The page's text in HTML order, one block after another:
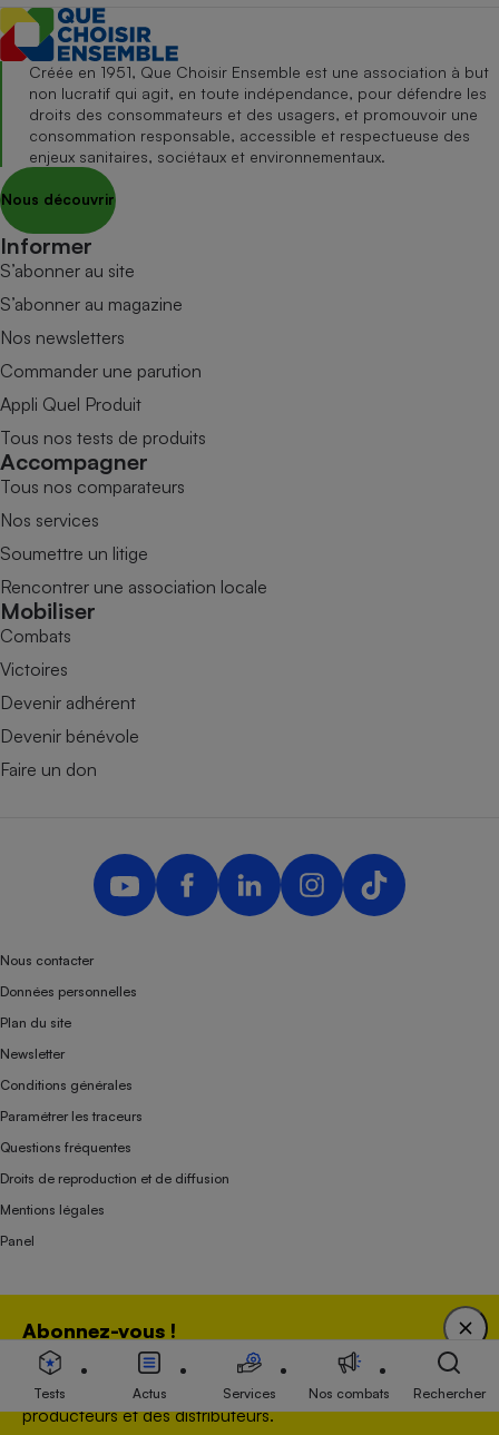
Abonnez-vous !
Bénéficiez d'une expertise unique tout en soutenant
une association 100 % indépendante de l'Etat, des
producteurs et des distributeurs.
Créée en 1951, Que Choisir Ensemble est une association à but
non lucratif qui agit, en toute indépendance, pour défendre les
droits des consommateurs et des usagers, et promouvoir une
consommation responsable, accessible et respectueuse des
enjeux sanitaires, sociétaux et environnementaux.
Nous découvrir
Informer
S’abonner au site
S’abonner au magazine
Nos newsletters
Commander une parution
Appli Quel Produit
Tous nos tests de produits
Accompagner
Tous nos comparateurs
Nos services
Soumettre un litige
Rencontrer une association locale
Mobiliser
Combats
Victoires
Devenir adhérent
Devenir bénévole
Faire un don
Nous contacter
Données personnelles
Plan du site
Newsletter
Conditions générales
Paramétrer les traceurs
Questions fréquentes
Droits de reproduction et de diffusion
Mentions légales
Panel
Association indépendante de l’État, des syndicats, des producteurs et des
distributeurs depuis 1951.
Tests Actus Services Nos combats Rechercher